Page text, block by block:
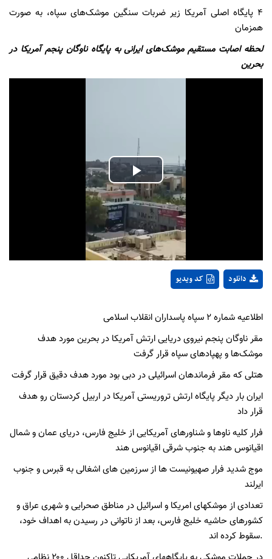
۴ پایگاه اصلی آمریکا زیر ضربات سنگین موشک‌های سپاه، به صورت
همزمان
لحظه اصابت مستقیم موشک‌های ایرانی به پایگاه ناوگان پنجم آمریکا در
بحرین
Play
Video
کد ویدیو دانلود
اطلاعیه شماره ۲ سپاه پاسداران انقلاب اسلامی
مقر ناوگان پنجم نیروی دریایی ارتش آمریکا در بحرین مورد هدف
موشک‌ها و پهپادهای سپاه قرار گرفت
هتلی که مقر فرماندهان اسرائیلی در دبی بود مورد هدف دقیق قرار گرفت
ایران بار دیگر پایگاه ارتش تروریستی آمریکا در اربیل کردستان رو هدف
قرار داد
فرار کلیه ناوها و شناورهای آمریکایی از خلیج فارس، دریای عمان و شمال
اقیانوس هند به جنوب شرقی اقیانوس هند
موج شدید فرار صهیونیست ها از سرزمین های اشغالی به قبرس و جنوب
ایرلند
تعدادی از موشکهای امریکا و اسرائیل در مناطق صحرایی و شهری عراق و
کشورهای حاشیه خلیج فارس، بعد از ناتوانی در رسیدن به اهداف خود،
سقوط کرده اند.